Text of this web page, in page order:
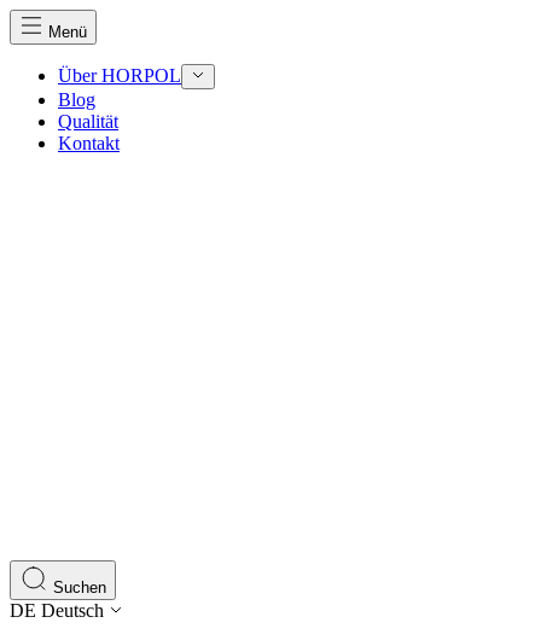
Menü
Über HORPOL
Blog
Qualität
Kontakt
Suchen
DE Deutsch